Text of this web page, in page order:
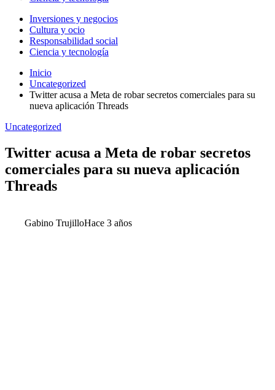
Inversiones y negocios
Cultura y ocio
Responsabilidad social
Ciencia y tecnología
Inicio
Uncategorized
Twitter acusa a Meta de robar secretos comerciales para su
nueva aplicación Threads
Uncategorized
Twitter acusa a Meta de robar secretos
comerciales para su nueva aplicación
Threads
Gabino TrujilloHace 3 años